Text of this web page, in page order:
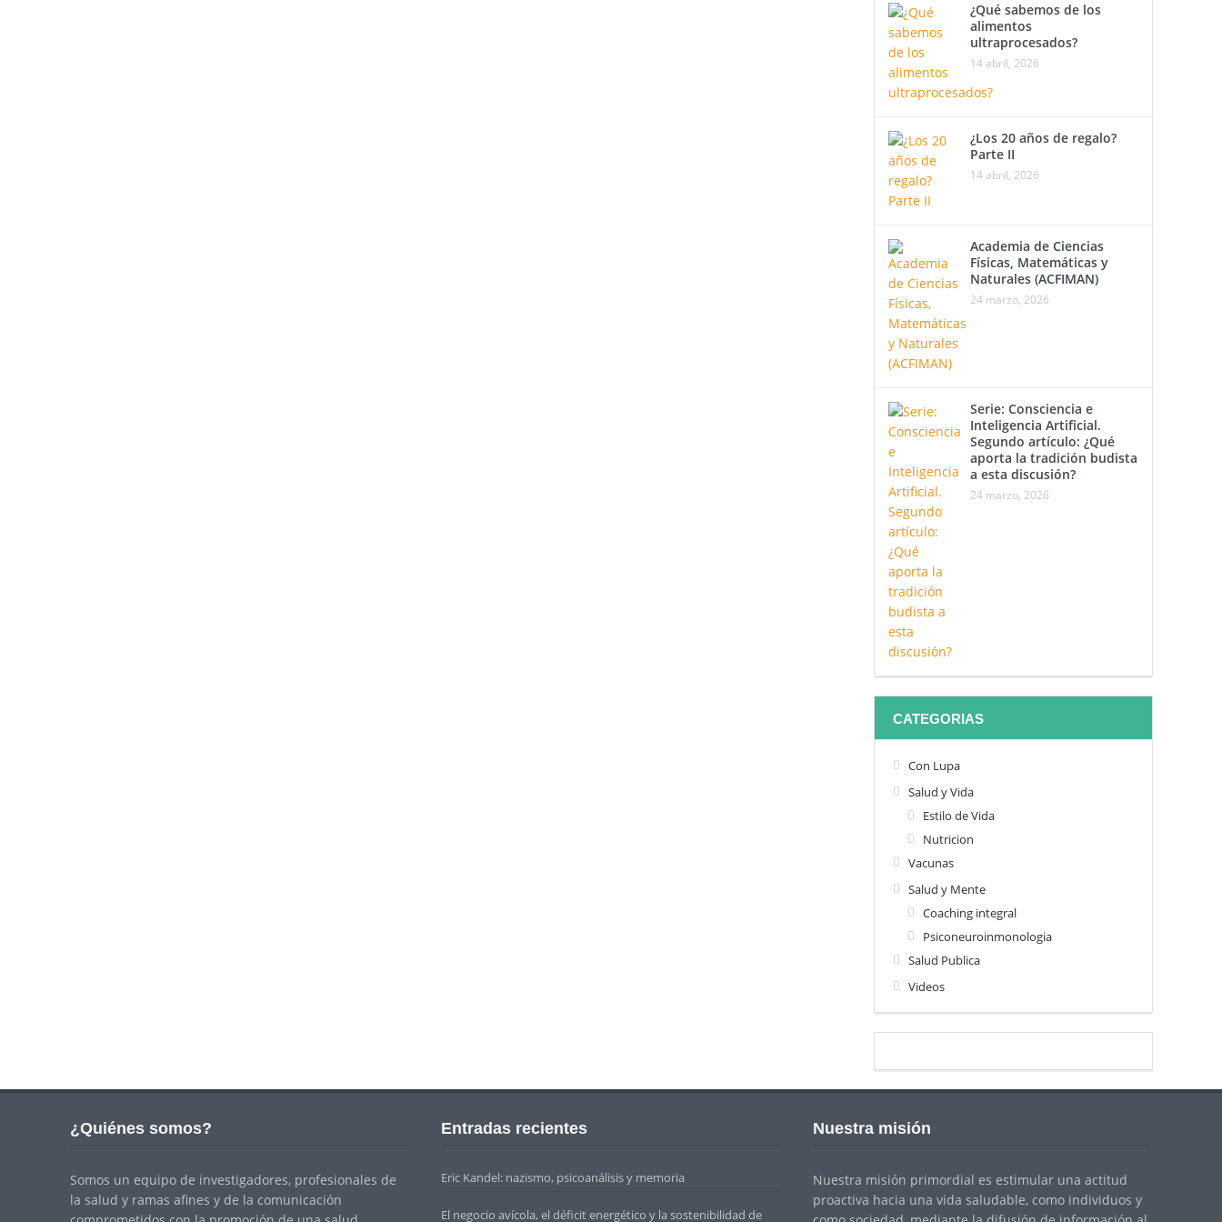
¿Qué sabemos de los
alimentos
ultraprocesados?
14 abril, 2026
¿Los 20 años de regalo?
Parte II
14 abril, 2026
Academia de Ciencias
Físicas, Matemáticas y
Naturales (ACFIMAN)
24 marzo, 2026
Serie: Consciencia e
Inteligencia Artificial.
Segundo artículo: ¿Qué
aporta la tradición budista
a esta discusión?
24 marzo, 2026
CATEGORIAS
Con Lupa
Salud y Vida
Estilo de Vida
Nutricion
Vacunas
Salud y Mente
Coaching integral
Psiconeuroinmonologia
Salud Publica
Videos
¿Quiénes somos?
Somos un equipo de investigadores, profesionales de
la salud y ramas afines y de la comunicación
Entradas recientes
Eric Kandel: nazismo, psicoanálisis y memoria
El negocio avícola, el déficit energético y la sostenibilidad de
Nuestra misión
Nuestra misión primordial es estimular una actitud
proactiva hacia una vida saludable, como individuos y